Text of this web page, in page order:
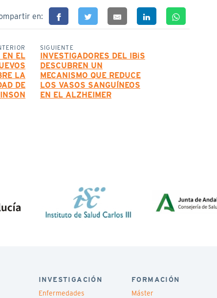
en:
EN EL
LA
DE
SIGUIENTE
INVESTIGADORES DEL IBiS
DESCUBREN UN
MECANISMO QUE REDUCE
LOS VASOS SANGUÍNEOS
EN EL ALZHEIMER
INVESTIGACIÓN
Enfermedades
FORMACIÓN
Máster